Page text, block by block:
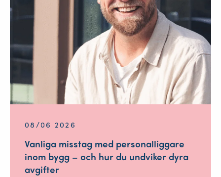
08/06 2026
Vanliga misstag med personalliggare
inom bygg – och hur du undviker dyra
avgifter